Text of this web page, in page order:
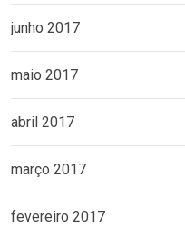
junho 2017
maio 2017
abril 2017
março 2017
fevereiro 2017